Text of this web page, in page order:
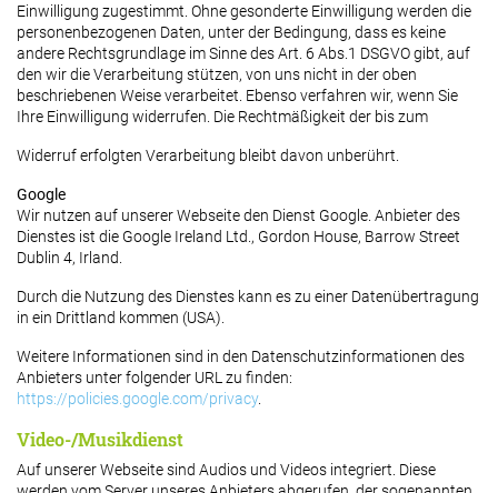
Einwilligung zugestimmt. Ohne gesonderte Einwilligung werden die
personenbezogenen Daten, unter der Bedingung, dass es keine
andere Rechtsgrundlage im Sinne des Art. 6 Abs.1 DSGVO gibt, auf
den wir die Verarbeitung stützen, von uns nicht in der oben
beschriebenen Weise verarbeitet. Ebenso verfahren wir, wenn Sie
Ihre Einwilligung widerrufen. Die Rechtmäßigkeit der bis zum
Widerruf erfolgten Verarbeitung bleibt davon unberührt.
Google
Wir nutzen auf unserer Webseite den Dienst Google. Anbieter des
Dienstes ist die Google Ireland Ltd., Gordon House, Barrow Street
Dublin 4, Irland.
Durch die Nutzung des Dienstes kann es zu einer Datenübertragung
in ein Drittland kommen (USA).
Weitere Informationen sind in den Datenschutzinformationen des
Anbieters unter folgender URL zu finden:
https://policies.google.com/privacy.
Video-/Musikdienst
Auf unserer Webseite sind Audios und Videos integriert. Diese